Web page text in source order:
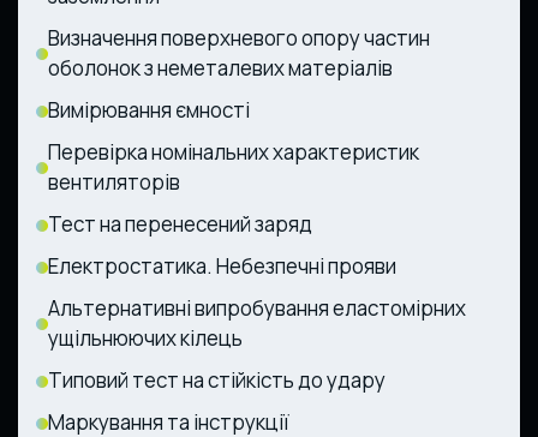
Визначення поверхневого опору частин
оболонок з неметалевих матеріалів
Вимірювання ємності
Перевірка номінальних характеристик
вентиляторів
Тест на перенесений заряд
Електростатика. Небезпечні прояви
Альтернативні випробування еластомірних
ущільнюючих кілець
Типовий тест на стійкість до удару
Маркування та інструкції